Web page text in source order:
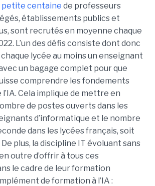
petite centaine de professeurs
établissements publics et
sont recrutés en moyenne chaque
L’un des défis consiste dont donc
lycée au moins un enseignant
un bagage complet pour que
comprendre les fondements
Cela implique de mettre en
de postes ouverts dans les
d’informatique et le nombre
dans les lycées français, soit
plus, la discipline IT évoluant sans
outre d’offrir à tous ces
le cadre de leur formation
de formation à l’IA :